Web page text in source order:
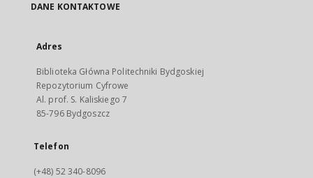
DANE KONTAKTOWE
Adres
Biblioteka Główna Politechniki Bydgoskiej
Repozytorium Cyfrowe
Al. prof. S. Kaliskiego 7
85-796 Bydgoszcz
Telefon
(+48) 52 340-8096